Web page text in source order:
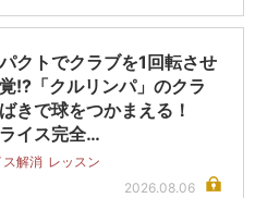
クトでクラブを1回転させ
!?「クルリンパ」のクラ
きで球をつかまえる！
ライス完全…
ス解消 レッスン
2026.08.06